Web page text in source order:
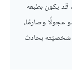
يكون بطبعه
عجولًا وصارمًا،
شخصيّته بحادث